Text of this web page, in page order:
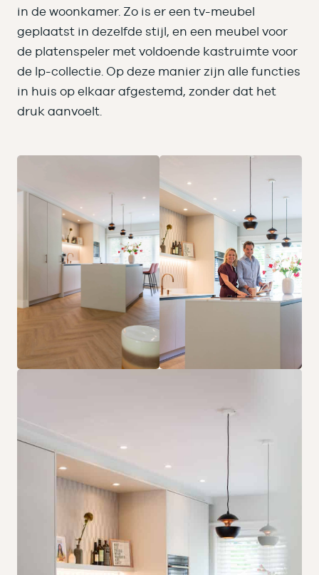
in de woonkamer. Zo is er een tv-meubel
geplaatst in dezelfde stijl, en een meubel voor
de platenspeler met voldoende kastruimte voor
de lp-collectie. Op deze manier zijn alle functies
in huis op elkaar afgestemd, zonder dat het
druk aanvoelt.